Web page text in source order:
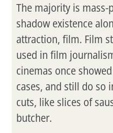
The majority is mass-
shadow existence
attraction, film. Film
used in film
cinemas once
cases, and still do so
cuts, like slices of
butcher.